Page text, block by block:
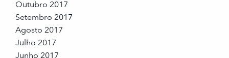
Outubro 2017
Setembro 2017
Agosto 2017
Julho 2017
Junho 2017